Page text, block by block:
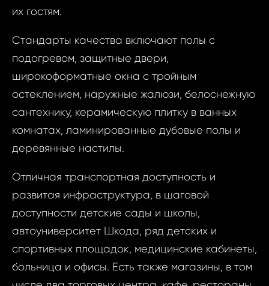
их гостям.
Стандарты качества включают полы с
подогревом, защитные двери,
широкоформатные окна с тройным
остеклением, наружные жалюзи, белоснежную
сантехнику, керамическую плитку в ванных
комнатах, ламинированные дубовые полы и
деревянные настилы.
Отличная транспортная доступность и
развитая инфраструктура, в шаговой
доступности детские сады и школы,
автоуниверситет Шкода, ряд детских и
спортивных площадок, медицинские кабинеты,
больница и офисы. Есть также магазины, в том
ID1516 -
Mladá